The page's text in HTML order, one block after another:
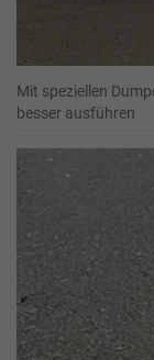
Mit speziellen
besser ausführen